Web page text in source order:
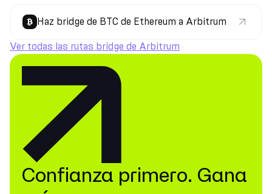
Haz bridge de BTC de Ethereum a Arbitrum
Ver todas las rutas bridge de Arbitrum
Confianza primero. Gana